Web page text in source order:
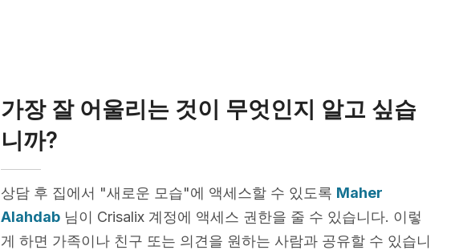
가장 잘 어울리는 것이 무엇인지 알고 싶습
니까?
상담 후 집에서 "새로운 모습"에 액세스할 수 있도록 Maher
Alahdab 님이 Crisalix 계정에 액세스 권한을 줄 수 있습니다. 이렇
게 하면 가족이나 친구 또는 의견을 원하는 사람과 공유할 수 있습니